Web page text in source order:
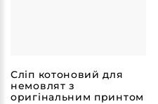
Сліп котоновий для
немовлят з
оригінальним принтом